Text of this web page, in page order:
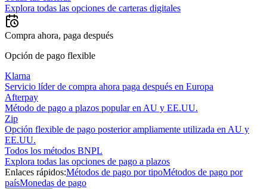
Explora todas las opciones de carteras digitales
Compra ahora, paga después
Opción de pago flexible
Klarna
Servicio líder de compra ahora paga después en Europa
Afterpay
Método de pago a plazos popular en AU y EE.UU.
Zip
Opción flexible de pago posterior ampliamente utilizada en AU y
EE.UU.
Todos los métodos BNPL
Explora todas las opciones de pago a plazos
Enlaces rápidos:Métodos de pago por tipoMétodos de pago por
paísMonedas de pago